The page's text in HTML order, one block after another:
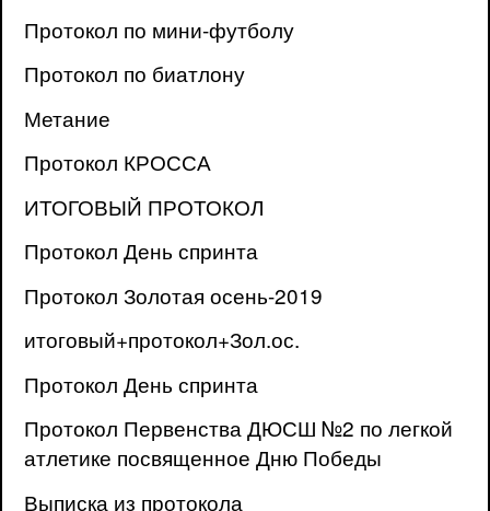
Протокол по мини-футболу
Протокол по биатлону
Метание
Протокол КРОССА
ИТОГОВЫЙ ПРОТОКОЛ
Протокол День спринта
Протокол Золотая осень-2019
итоговый+протокол+Зол.ос.
Протокол День спринта
Протокол Первенства ДЮСШ №2 по легкой
атлетике посвященное Дню Победы
Выписка из протокола